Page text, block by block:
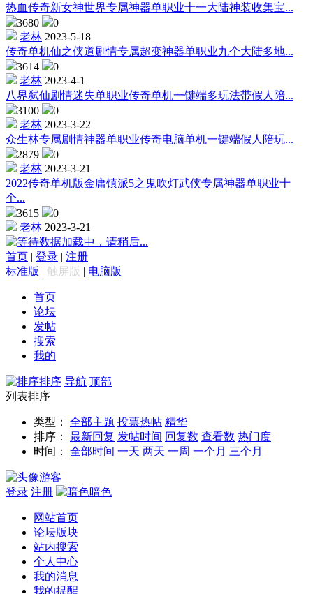
热血传奇新女神世界专属神器单职业十一大陆神装收集宝...
3680
0
老林 2023-5-18
传奇单机仙之侠道剧情专属超变神器单职业九个大陆多地...
3614
0
老林 2023-4-1
八界弑仙剧情迷失单职业传奇单机一键端多玩法带假人陪...
3100
0
老林 2023-3-22
众生林专属剧情神器单职业传奇电脑单机一键端假人陪玩...
2879
0
老林 2023-3-21
2022传奇单机版金庸镇派5之鬼吹灯武侠专属神器单职业十
个...
3615
0
老林 2023-3-21
数据加载中，请稍后...
首页 | 登录 | 注册
标准版 | 触屏版 | 电脑版
首页
论坛
发帖
搜索
我的
排序 导航 顶部
列表排序
类型： 全部主题 投票热帖 精华
排序：
最新回复 发帖时间 回复数 查看数 热门度
时间：
全部时间 一天 两天 一周 一个月 三个月
游客
登录 注册 暗色
网站首页
论坛版块
站内搜索
个人中心
我的消息
我的提醒